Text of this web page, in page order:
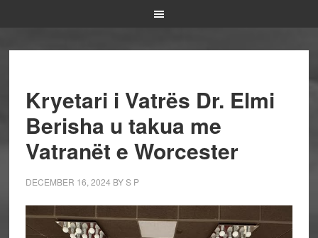
Kryetari i Vatrës Dr. Elmi
Berisha u takua me
Vatranët e Worcester
DECEMBER 16, 2024 BYS P